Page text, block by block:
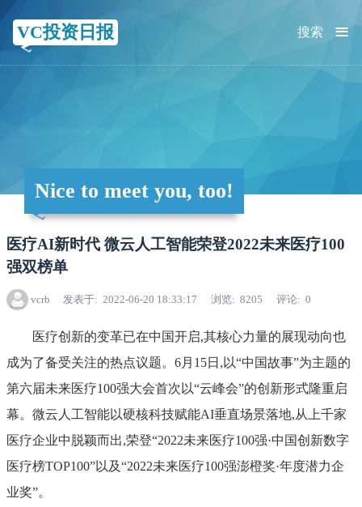
VC投资日报 ≡
搜索
Nice to meet you, too!
医疗AI新时代 微云人工智能荣登2022未来医疗100
强双榜单
vcrb 发表于 2022-06-20 18:33:17 浏览 8205 评论 0
医疗创新的变革已在中国开启,其核心力量的展现动向也
成为了备受关注的热点议题。6月15日,以“中国故事”为主题的
第六届未来医疗100强大会首次以“云峰会”的创新形式隆重启
幕。微云人工智能以硬核科技赋能AI垂直场景落地,从上千家
医疗企业中脱颖而出,荣登“2022未来医疗100强·中国创新数字
医疗榜TOP100”以及“2022未来医疗100强澎橙奖·年度潜力企
业奖”。